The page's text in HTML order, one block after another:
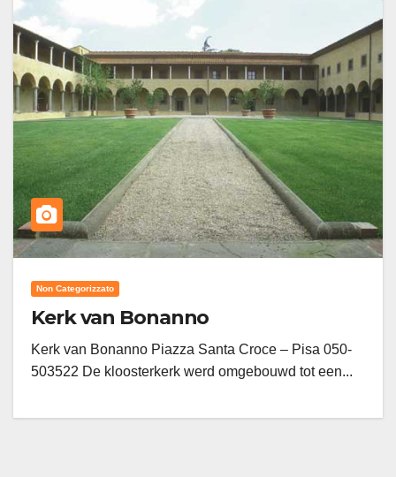
Non Categorizzato
Kerk van Bonanno
Kerk van Bonanno Piazza Santa Croce – Pisa 050-
503522 De kloosterkerk werd omgebouwd tot een...